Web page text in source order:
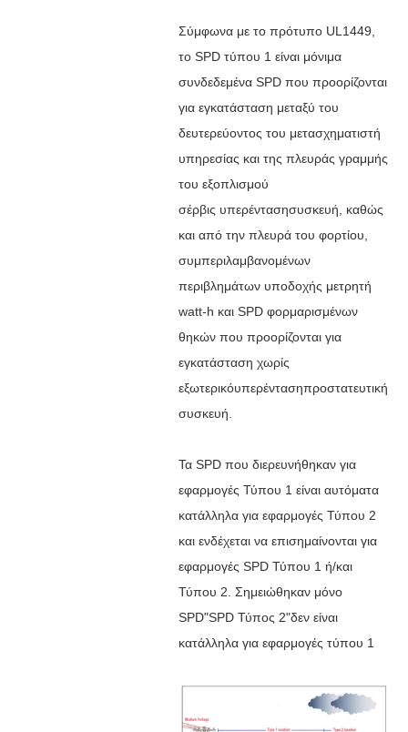
Σύμφωνα με το πρότυπο UL1449,
το SPD τύπου 1 είναι μόνιμα
συνδεδεμένα SPD που προορίζονται
για εγκατάσταση μεταξύ του
δευτερεύοντος του μετασχηματιστή
υπηρεσίας και της πλευράς γραμμής
του εξοπλισμού
σέρβις υπερέντασησυσκευή, καθώς
και από την πλευρά του φορτίου,
συμπεριλαμβανομένων
περιβλημάτων υποδοχής μετρητή
watt-h και SPD φορμαρισμένων
θηκών που προορίζονται για
εγκατάσταση χωρίς
εξωτερικόυπερέντασηπροστατευτική
συσκευή.
Τα SPD που διερευνήθηκαν για
εφαρμογές Τύπου 1 είναι αυτόματα
κατάλληλα για εφαρμογές Τύπου 2
και ενδέχεται να επισημαίνονται για
εφαρμογές SPD Τύπου 1 ή/και
Τύπου 2. Σημειώθηκαν μόνο
SPD"SPD Τύπος 2"δεν είναι
κατάλληλα για εφαρμογές τύπου 1